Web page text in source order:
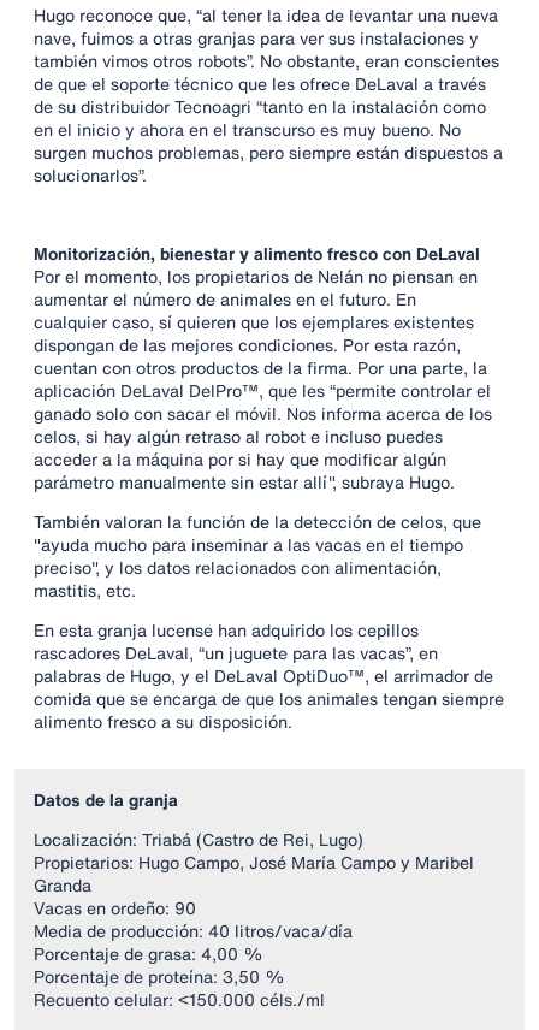
Hugo reconoce que, “al tener la idea de levantar una nueva
nave, fuimos a otras granjas para ver sus instalaciones y
también vimos otros robots”. No obstante, eran conscientes
de que el soporte técnico que les ofrece DeLaval a través
de su distribuidor Tecnoagri “tanto en la instalación como
en el inicio y ahora en el transcurso es muy bueno. No
surgen muchos problemas, pero siempre están dispuestos a
solucionarlos”.
Monitorización, bienestar y alimento fresco con DeLaval
Por el momento, los propietarios de Nelán no piensan en
aumentar el número de animales en el futuro. En
cualquier caso, sí quieren que los ejemplares existentes
dispongan de las mejores condiciones. Por esta razón,
cuentan con otros productos de la firma. Por una parte, la
aplicación DeLaval DelPro™, que les “permite controlar el
ganado solo con sacar el móvil. Nos informa acerca de los
celos, si hay algún retraso al robot e incluso puedes
acceder a la máquina por si hay que modificar algún
parámetro manualmente sin estar allí", subraya Hugo.
También valoran la función de la detección de celos, que
"ayuda mucho para inseminar a las vacas en el tiempo
preciso", y los datos relacionados con alimentación,
mastitis, etc.
En esta granja lucense han adquirido los cepillos
rascadores DeLaval, “un juguete para las vacas”, en
palabras de Hugo, y el DeLaval OptiDuo™, el arrimador de
comida que se encarga de que los animales tengan siempre
alimento fresco a su disposición.
Datos de la granja
Localización: Triabá (Castro de Rei, Lugo)
Propietarios: Hugo Campo, José María Campo y Maribel
Granda
Vacas en ordeño: 90
Media de producción: 40 litros/vaca/día
Porcentaje de grasa: 4,00 %
Porcentaje de proteína: 3,50 %
Recuento celular: <150.000 céls./ml